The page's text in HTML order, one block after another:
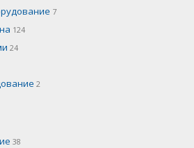
7
124
24
2
38